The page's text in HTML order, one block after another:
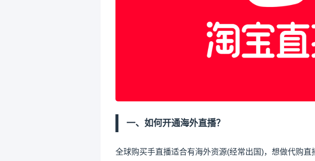
一、如何开通海外直播？
全球购买手直播适合有海外资源(经常出国)，想做代购